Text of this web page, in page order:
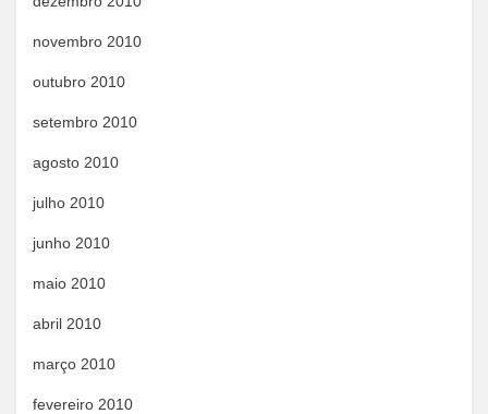
novembro 2010
outubro 2010
setembro 2010
agosto 2010
julho 2010
junho 2010
maio 2010
abril 2010
março 2010
fevereiro 2010